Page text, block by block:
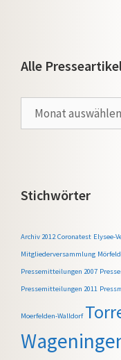
Alle
Presseartikel
Stichwörter
Archiv 2012 Coronatest Elysee-
Mitgliederversammlung
Pressemitteilungen 2007
Pressemitteilungen 2011
Moerfelden-Walldorf